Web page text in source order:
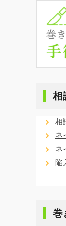
相
相
ネ
ネ
陥
巻